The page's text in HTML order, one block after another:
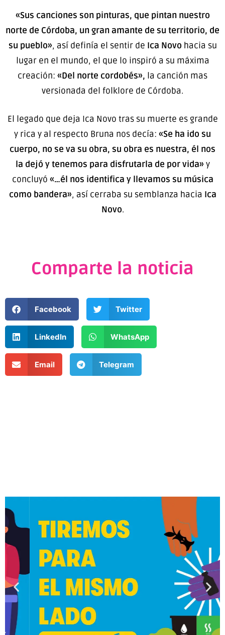
«Sus canciones son pinturas, que pintan nuestro
norte de Córdoba, un gran amante de su territorio, de
su pueblo», así definía el sentir de Ica Novo hacia su
lugar en el mundo, el que lo inspiró a su máxima
creación: «Del norte cordobés», la canción mas
versionada del folklore de Córdoba.
El legado que deja Ica Novo tras su muerte es grande
y rica y al respecto Bruna nos decía: «Se ha ido su
cuerpo, no se va su obra, su obra es nuestra, él nos
la dejó y tenemos para disfrutarla de por vida»y
concluyó «…él nos identifica y llevamos su música
como bandera», así cerraba su semblanza hacia Ica
Novo.
Comparte la noticia
Facebook Twitter
LinkedIn WhatsApp
Email Telegram